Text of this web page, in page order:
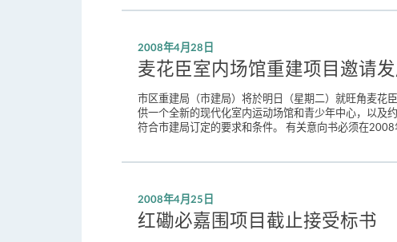
2008年4月28日
麦花臣室内场馆重建项目邀请
市区重建局（市建局）将於明日（星期二）就旺角麦花
供一个全新的现代化室内运动场馆和青少年中心，以及
符合市建局订定的要求和条件。 有关意向书必须在
2008年4月25日
红磡必嘉围项目截止接受标书